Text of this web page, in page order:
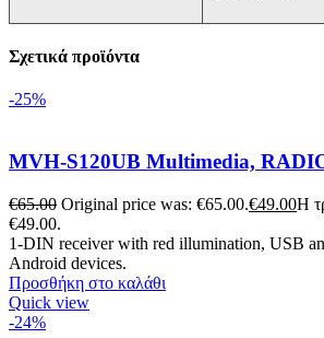
Σχετικά προϊόντα
-25%
MVH-S120UB Multimedia,
€65.00 Original price was: €65.00.€49.00Η
€49.00.
1-DIN receiver with red illumination, USB
Android devices.
Προσθήκη στο καλάθι
Quick view
-24%